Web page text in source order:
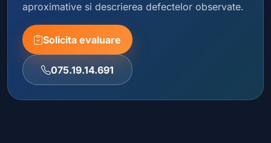
aproximative si descrierea defectelor observate.
Solicita evaluare
075.19.14.691